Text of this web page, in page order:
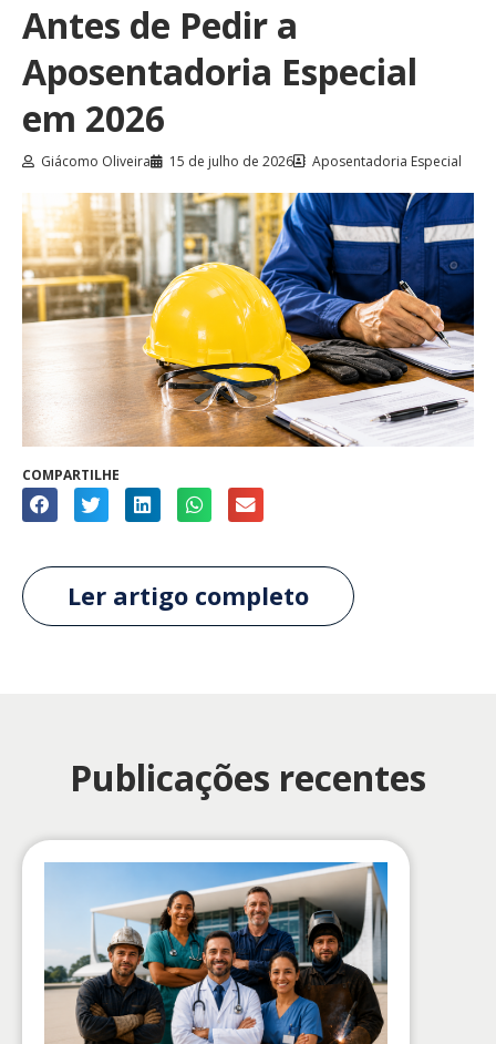
Antes de Pedir a
Aposentadoria Especial
em 2026
Giácomo Oliveira 15 de julho de 2026 Aposentadoria Especial
COMPARTILHE
Ler artigo completo
Publicações recentes